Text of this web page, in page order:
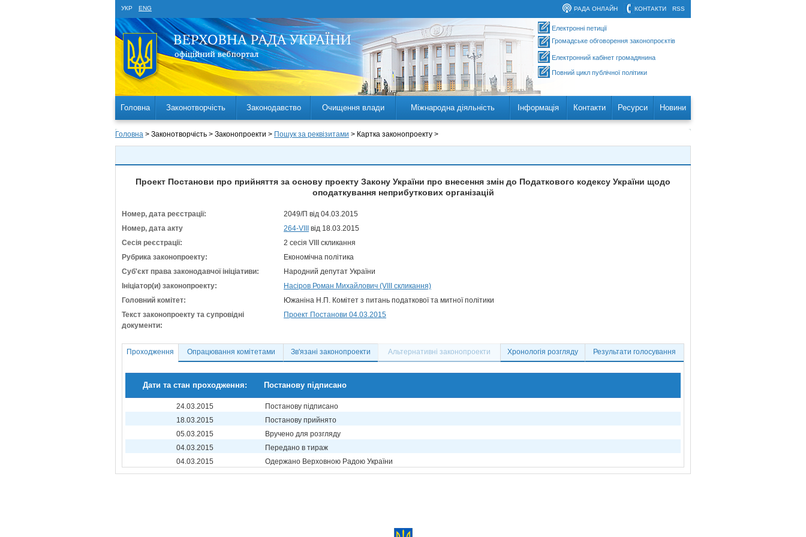
УКР ENG RSS
КОНТАКТИ
РАДА ОНЛАЙН
Електронні петиції
Громадське обговорення законопроєктів
Електронний кабінет громадянина
Повний цикл публічної політики
Головна Законотворчість Законодавство Очищення влади Міжнародна діяльність Інформація Контакти Ресурси Новини
Головна > Законотворчість > Законопроекти > Пошук за реквізитами > Картка законопроекту >
Проект Постанови про прийняття за основу проекту Закону України про внесення змін до Податкового кодексу України щодо
оподаткування неприбуткових організацій
Номер, дата реєстрації:
2049/П від 04.03.2015
Номер, дата акту
264-VIII
від 18.03.2015
Сесія реєстрації:
2 сесія VIII скликання
Рубрика законопроекту:
Економічна політика
Суб'єкт права законодавчої ініціативи:
Народний депутат України
Ініціатор(и) законопроекту:
Насіров Роман Михайлович (VIII скликання)
Головний комітет:
Южаніна Н.П. Комітет з питань податкової та митної політики
Текст законопроекту та супровідні
документи:
Проект Постанови 04.03.2015
Проходження Опрацювання комітетами Зв'язані законопроекти Альтернативні законопроекти Хронологія розгляду Результати голосування
Дати та стан проходження: Постанову підписано
24.03.2015
Постанову підписано
18.03.2015
Постанову прийнято
05.03.2015
Вручено для розгляду
04.03.2015
Передано в тираж
04.03.2015
Одержано Верховною Радою України